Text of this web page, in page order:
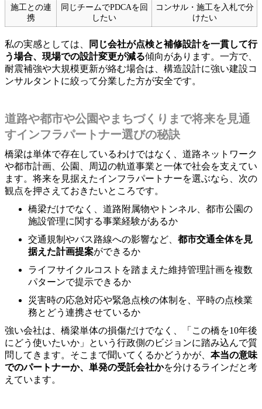
施工との連
携
同じチームでPDCAを回
したい
コンサル・施工を入札で分
けたい
私の実感としては、
同じ会社が点検と補修設計を一貫して行
う場合、現場での設計変更が減る傾向があります。一方で、
耐震補強や大規模更新が絡む場合は、構造設計に強い建設コ
ンサルタントに絞って分業した方が安全です。
道路や都市や公園やまちづくりまで将来を見通
すインフラパートナー選びの秘訣
橋梁は単体で存在しているわけではなく、道路ネットワーク
や都市計画、公園、周辺の軌道事業と一体で社会を支えてい
ます。将来を見据えたインフラパートナーを選ぶなら、次の
観点を押さえておきたいところです。
橋梁だけでなく、道路附属物やトンネル、都市公園の
施設管理に関する事業経験があるか
交通規制やバス路線への影響など、 都市交通全体を見
据えた計画提案ができるか
ライフサイクルコストを踏まえた維持管理計画を複数
パターンで提示できるか
災害時の応急対応や緊急点検の体制を、平時の点検業
務とどう連携させているか
強い会社は、橋梁単体の損傷だけでなく、「この橋を10年後
にどう使いたいか」という行政側のビジョンに踏み込んで質
問してきます。そこまで聞いてくるかどうかが、 本当の意味
でのパートナーか、単発の受託会社かを分けるラインだと考
えています。